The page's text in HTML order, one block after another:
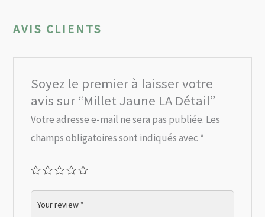
AVIS CLIENTS
Soyez le premier à laisser votre
avis sur “Millet Jaune LA Détail”
Votre adresse e-mail ne sera pas publiée. Les
champs obligatoires sont indiqués avec *